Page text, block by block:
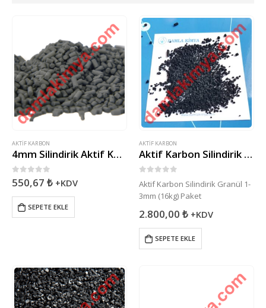
AKTIF KARBON
4mm Silindirik Aktif Karbon (1kg) Paket
05 üzerinden
550,67 ₺ +KDV
SEPETE EKLE
AKTIF KARBON
Aktif Karbon Silindirik Granül 1-3mm (16kg) Paket
Aktif Karbon Silindirik Granül 1-
3mm (16kg) Paket
2.800,00 ₺ +KDV
SEPETE EKLE